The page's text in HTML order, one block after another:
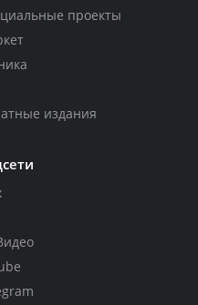
проекты
издания